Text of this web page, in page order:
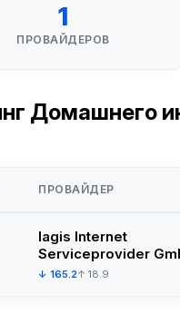
1
ПРОВАЙДЕРОВ
Домашнего
ПРОВАЙДЕР
lagis Internet
Serviceprovider
↓ 165.2↑ 18.9